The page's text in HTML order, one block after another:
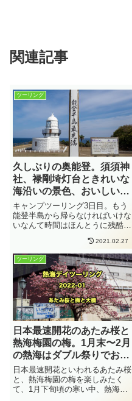
関連記事
ツーリング
久しぶりの奥能登。須須神
社、禄剛埼灯台ときれいな
海沿いの景色、おいしいソ
フトクリーム！しかし残念
スポットもあり・・・。
《能登半島ツーリング
キャンプツーリング3日目。もう
能登半島から帰らなければいけな
いなんて時間はほんとうに残酷。
つ、3日目スタートです。3日目
は石川県健康の森キャンプ場を出
発し、能登半島先端の禄剛崎をま
ずは目指します。ソフトクリーム
を...
2021.02.27
ツーリング
日本最速開花のあたみ桜と
熱海梅園の梅。1月末〜2月
の熱海はダブル祭りでおト
ク感いっぱい！《日帰りグ
ループツーリング》
日本最速開花といわれるあたみ桜
と、熱海梅園の梅を楽しみたく
て、1月下旬頃の寒い中、熱海へ